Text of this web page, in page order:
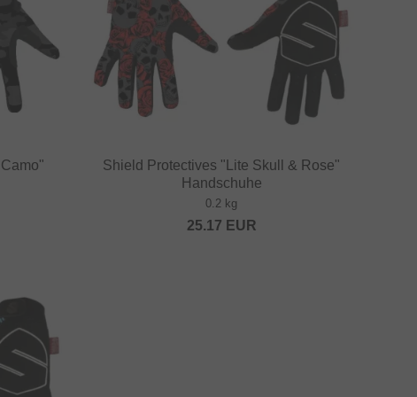
Shield Protectives "Lite Skull & Rose"
Handschuhe
0.2 kg
25.17 EUR